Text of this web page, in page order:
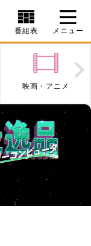
番組表 メニュー
映画・アニメ